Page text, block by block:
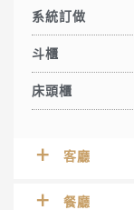
系統訂做
斗櫃
床頭櫃
客廳
餐廳